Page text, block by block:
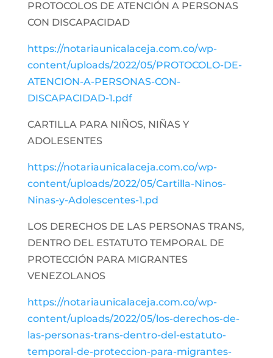
PROTOCOLOS DE ATENCIÓN A PERSONAS
CON DISCAPACIDAD
https://notariaunicalaceja.com.co/wp-
content/uploads/2022/05/PROTOCOLO-DE-
ATENCION-A-PERSONAS-CON-
DISCAPACIDAD-1.pdf
CARTILLA PARA NIÑOS, NIÑAS Y
ADOLESENTES
https://notariaunicalaceja.com.co/wp-
content/uploads/2022/05/Cartilla-Ninos-
Ninas-y-Adolescentes-1.pd
LOS DERECHOS DE LAS PERSONAS TRANS,
DENTRO DEL ESTATUTO TEMPORAL DE
PROTECCIÓN PARA MIGRANTES
VENEZOLANOS
https://notariaunicalaceja.com.co/wp-
content/uploads/2022/05/los-derechos-de-
las-personas-trans-dentro-del-estatuto-
temporal-de-proteccion-para-migrantes-